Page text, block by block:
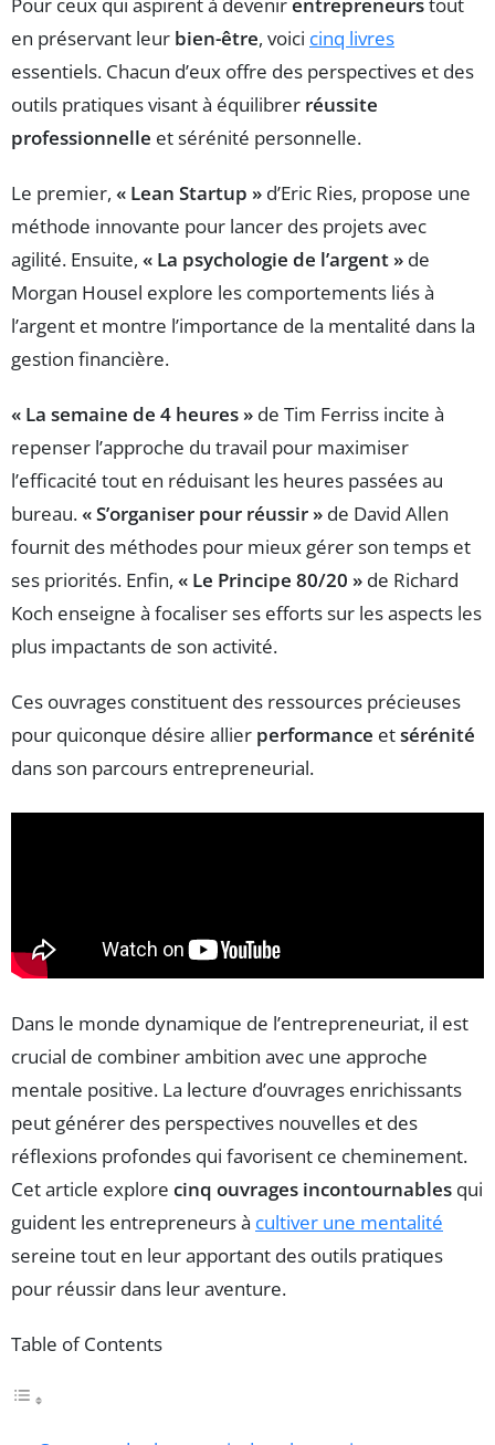
Pour ceux qui aspirent à devenirentrepreneurstout
en préservant leur bien-être, voici cinq livres
essentiels. Chacun d’eux offre des perspectives et des
outils pratiques visant à équilibrer réussite
professionnelle et sérénité personnelle.
Le premier, « Lean Startup » d’Eric Ries, propose une
méthode innovante pour lancer des projets avec
agilité. Ensuite, « La psychologie de l’argent » de
Morgan Housel explore les comportements liés à
l’argent et montre l’importance de la mentalité dans la
gestion financière.
« La semaine de 4 heures » de Tim Ferriss incite à
repenser l’approche du travail pour maximiser
l’efficacité tout en réduisant les heures passées au
bureau.« S’organiser pour réussir » de David Allen
fournit des méthodes pour mieux gérer son temps et
ses priorités. Enfin, « Le Principe 80/20 » de Richard
Koch enseigne à focaliser ses efforts sur les aspects les
plus impactants de son activité.
Ces ouvrages constituent des ressources précieuses
pour quiconque désire allier performance etsérénité
dans son parcours entrepreneurial.
Dans le monde dynamique de l’entrepreneuriat, il est
crucial de combiner ambition avec une approche
mentale positive. La lecture d’ouvrages enrichissants
peut générer des perspectives nouvelles et des
réflexions profondes qui favorisent ce cheminement.
Cet article explore cinq ouvrages incontournables qui
guident les entrepreneurs à cultiver une mentalité
sereine tout en leur apportant des outils pratiques
pour réussir dans leur aventure.
Table of Contents